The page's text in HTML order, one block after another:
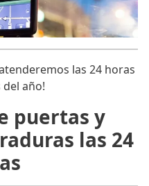
las 24 horas
del año!
puertas y
las 24